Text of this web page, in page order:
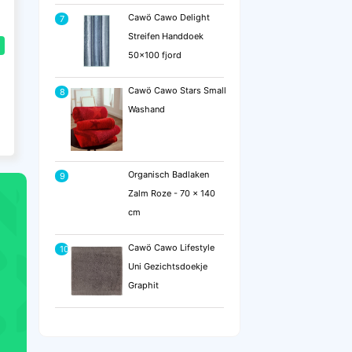
7
Cawö Cawo Delight
Streifen Handdoek
50x100 fjord
8
Cawö Cawo Stars Small
Washand
9
Organisch Badlaken
Zalm Roze - 70 x 140
cm
10
Cawö Cawo Lifestyle
Uni Gezichtsdoekje
Graphit